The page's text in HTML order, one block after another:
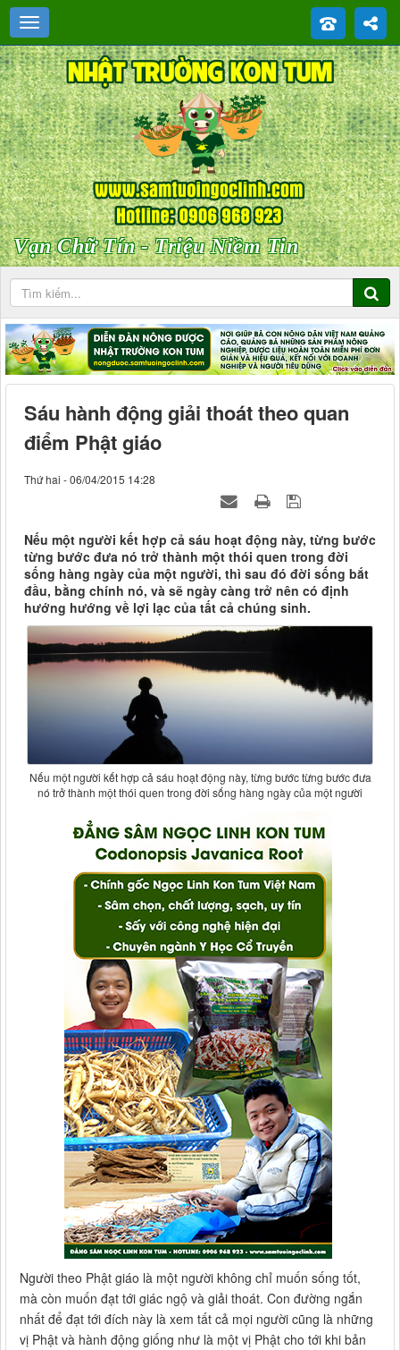
Vạn Chữ Tín - Triệu Niềm Tin
Sáu hành động giải thoát theo quan
điểm Phật giáo
Thứ hai - 06/04/2015 14:28
Nếu một người kết hợp cả sáu hoạt động này, từng bước
từng bước đưa nó trở thành một thói quen trong đời
sống hàng ngày của một người, thì sau đó đời sống bắt
đầu, bằng chính nó, và sẽ ngày càng trở nên có định
hướng hướng về lợi lạc của tất cả chúng sinh.
Nếu một người kết hợp cả sáu hoạt động này, từng bước từng bước đưa
nó trở thành một thói quen trong đời sống hàng ngày của một người
Người theo Phật giáo là một người không chỉ muốn sống tốt,
mà còn muốn đạt tới giác ngộ và giải thoát. Con đường ngắn
nhất để đạt tới đích này là xem tất cả mọi người cũng là những
vị Phật và hành động giống như là một vị Phật cho tới khi bản